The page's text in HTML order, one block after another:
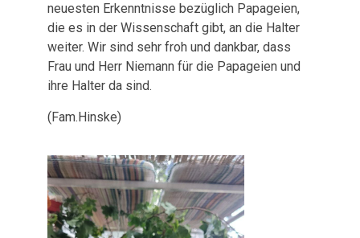
neuesten Erkenntnisse bezüglich Papageien,
die es in der Wissenschaft gibt, an die Halter
weiter. Wir sind sehr froh und dankbar, dass
Frau und Herr Niemann für die Papageien und
ihre Halter da sind.
(Fam.Hinske)